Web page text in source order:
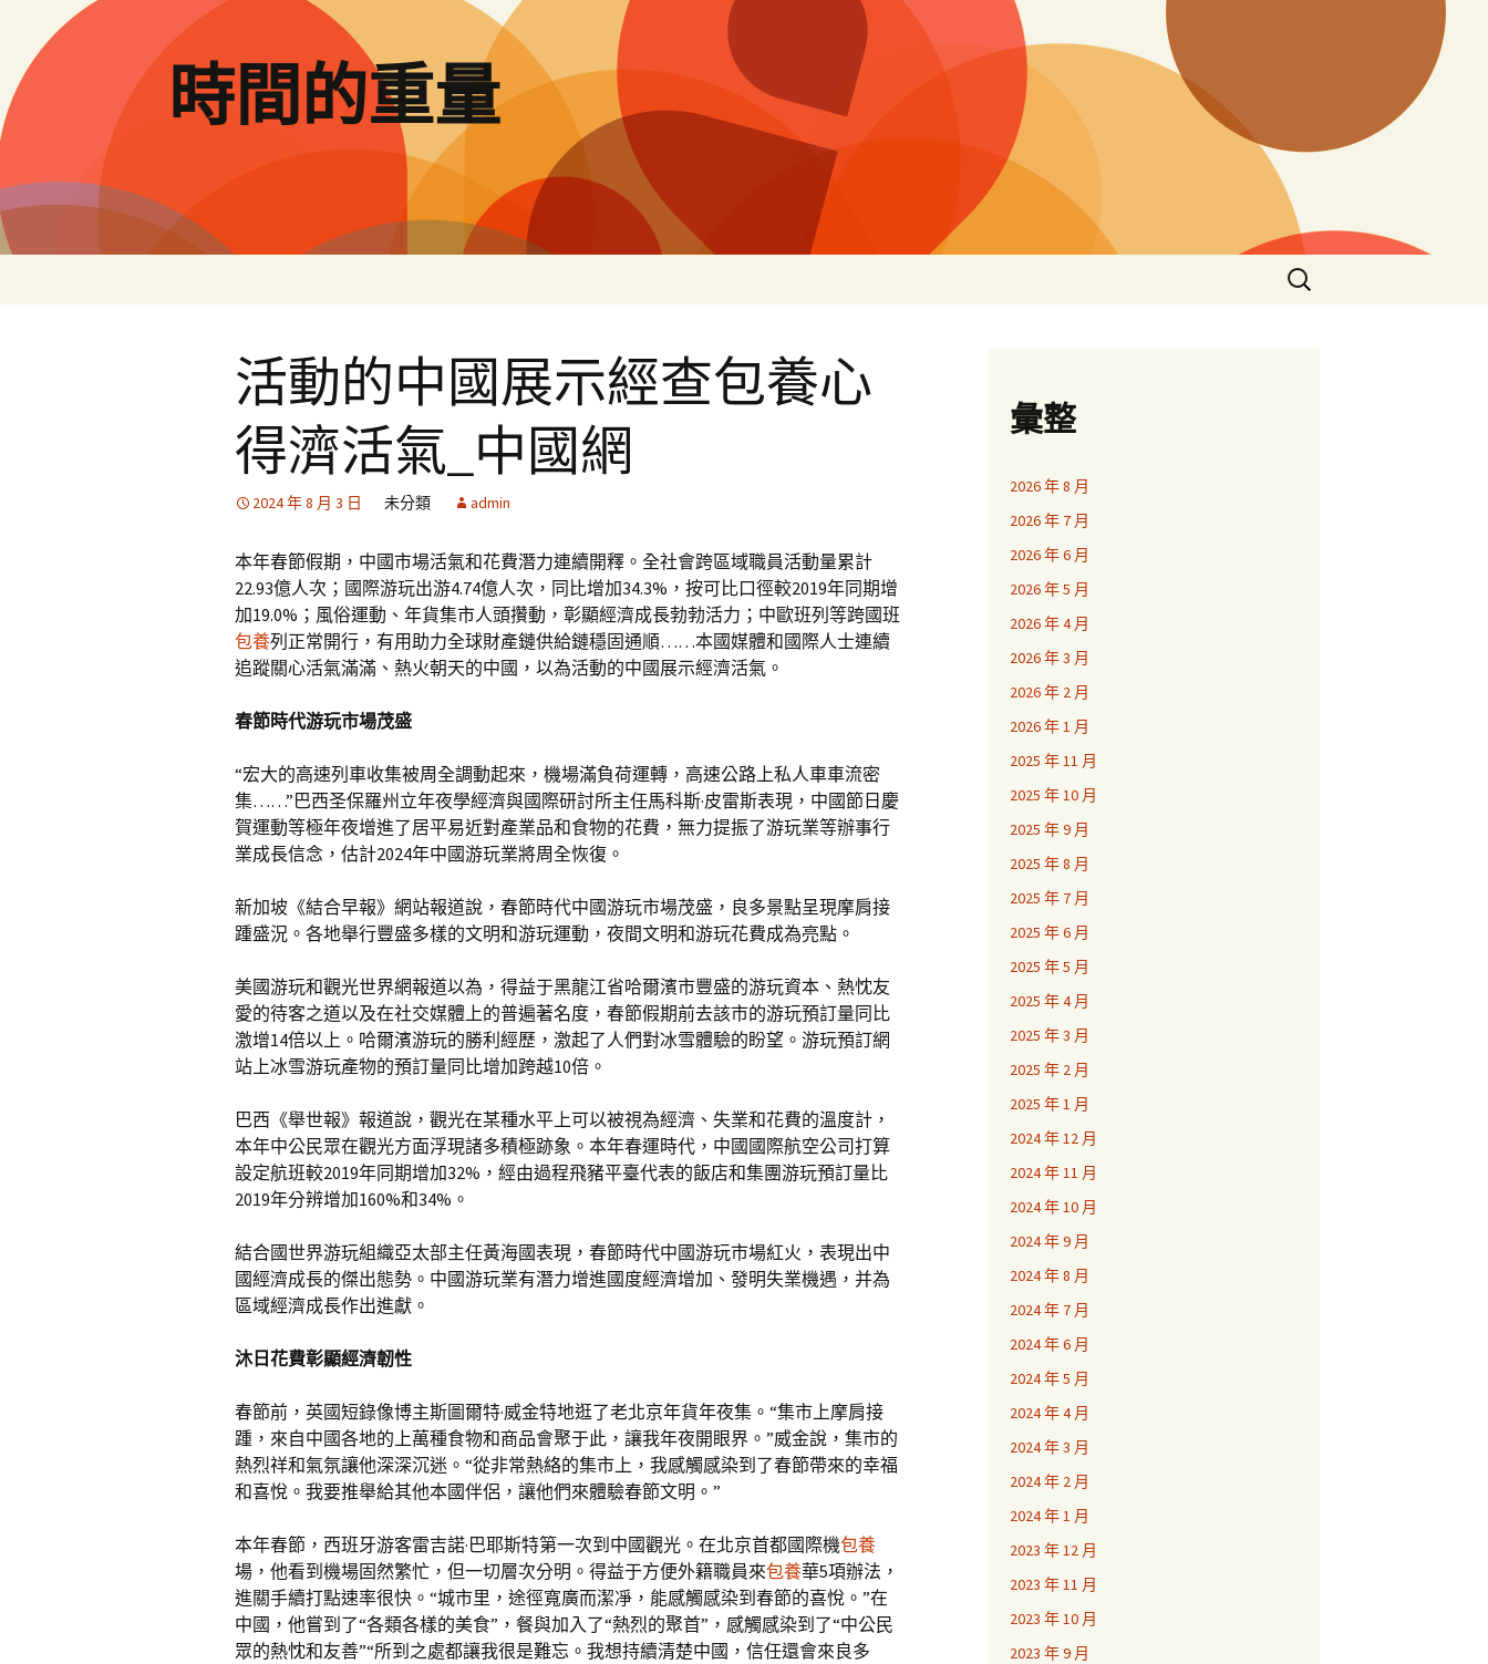
要
內
容
時間的重量
搜
尋
活動的中國展示經查包養心
得濟活氣_中國網
2024 年 8 月 3 日 未分類 admin
本年春節假期，中國市場活氣和花費潛力連續開釋。全社會跨區域職員活動量累計
22.93億人次；國際游玩出游4.74億人次，同比增加34.3%，按可比口徑較2019年同期增
加19.0%；風俗運動、年貨集市人頭攢動，彰顯經濟成長勃勃活力；中歐班列等跨國班
包養列正常開行，有用助力全球財產鏈供給鏈穩固通順……本國媒體和國際人士連續
追蹤關心活氣滿滿、熱火朝天的中國，以為活動的中國展示經濟活氣。
春節時代游玩市場茂盛
“宏大的高速列車收集被周全調動起來，機場滿負荷運轉，高速公路上私人車車流密
集……”巴西圣保羅州立年夜學經濟與國際研討所主任馬科斯·皮雷斯表現，中國節日慶
賀運動等極年夜增進了居平易近對產業品和食物的花費，無力提振了游玩業等辦事行
業成長信念，估計2024年中國游玩業將周全恢復。
新加坡《結合早報》網站報道說，春節時代中國游玩市場茂盛，良多景點呈現摩肩接
踵盛況。各地舉行豐盛多樣的文明和游玩運動，夜間文明和游玩花費成為亮點。
美國游玩和觀光世界網報道以為，得益于黑龍江省哈爾濱市豐盛的游玩資本、熱忱友
愛的待客之道以及在社交媒體上的普遍著名度，春節假期前去該市的游玩預訂量同比
激增14倍以上。哈爾濱游玩的勝利經歷，激起了人們對冰雪體驗的盼望。游玩預訂網
站上冰雪游玩產物的預訂量同比增加跨越10倍。
巴西《舉世報》報道說，觀光在某種水平上可以被視為經濟、失業和花費的溫度計，
本年中公民眾在觀光方面浮現諸多積極跡象。本年春運時代，中國國際航空公司打算
設定航班較2019年同期增加32%，經由過程飛豬平臺代表的飯店和集團游玩預訂量比
2019年分辨增加160%和34%。
結合國世界游玩組織亞太部主任黃海國表現，春節時代中國游玩市場紅火，表現出中
國經濟成長的傑出態勢。中國游玩業有潛力增進國度經濟增加、發明失業機遇，并為
區域經濟成長作出進獻。
沐日花費彰顯經濟韌性
春節前，英國短錄像博主斯圖爾特·威金特地逛了老北京年貨年夜集。“集市上摩肩接
踵，來自中國各地的上萬種食物和商品會聚于此，讓我年夜開眼界。”威金說，集市的
熱烈祥和氣氛讓他深深沉迷。“從非常熱絡的集市上，我感觸感染到了春節帶來的幸福
和喜悅。我要推舉給其他本國伴侶，讓他們來體驗春節文明。”
本年春節，西班牙游客雷吉諾·巴耶斯特第一次到中國觀光。在北京首都國際機包養
場，他看到機場固然繁忙，但一切層次分明。得益于方便外籍職員來包養華5項辦法，
進關手續打點速率很快。“城市里，途徑寬廣而潔凈，能感觸感染到春節的喜悅。”在
中國，他嘗到了“各類各樣的美食”，餐與加入了“熱烈的聚首”，感觸感染到了“中公民
眾的熱忱和友善”“所到之處都讓我很是難忘。我想持續清楚中國，信任還會來良多
彙整
2026 年 8 月
2026 年 7 月
2026 年 6 月
2026 年 5 月
2026 年 4 月
2026 年 3 月
2026 年 2 月
2026 年 1 月
2025 年 11 月
2025 年 10 月
2025 年 9 月
2025 年 8 月
2025 年 7 月
2025 年 6 月
2025 年 5 月
2025 年 4 月
2025 年 3 月
2025 年 2 月
2025 年 1 月
2024 年 12 月
2024 年 11 月
2024 年 10 月
2024 年 9 月
2024 年 8 月
2024 年 7 月
2024 年 6 月
2024 年 5 月
2024 年 4 月
2024 年 3 月
2024 年 2 月
2024 年 1 月
2023 年 12 月
2023 年 11 月
2023 年 10 月
2023 年 9 月